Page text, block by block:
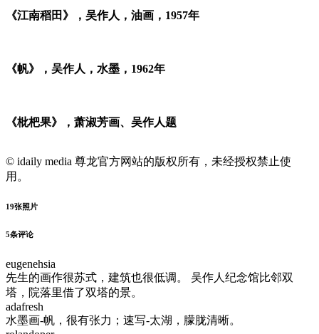
《江南稻田》，吴作人，油画，1957年
《帆》，吴作人，水墨，1962年
《枇杷果》，萧淑芳画、吴作人题
© idaily media 尊龙官方网站的版权所有，未经授权禁止使
用。
19张照片
5条评论
eugenehsia
先生的画作很苏式，建筑也很低调。 吴作人纪念馆比邻双
塔，院落里借了双塔的景。
adafresh
水墨画-帆，很有张力；速写-太湖，朦胧清晰。